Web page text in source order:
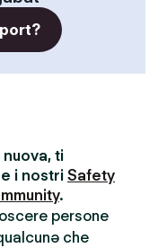
ti
i nostri Safety
.
persone
che